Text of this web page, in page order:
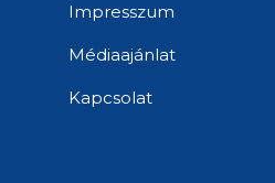
Impresszum
Médiaajánlat
Kapcsolat